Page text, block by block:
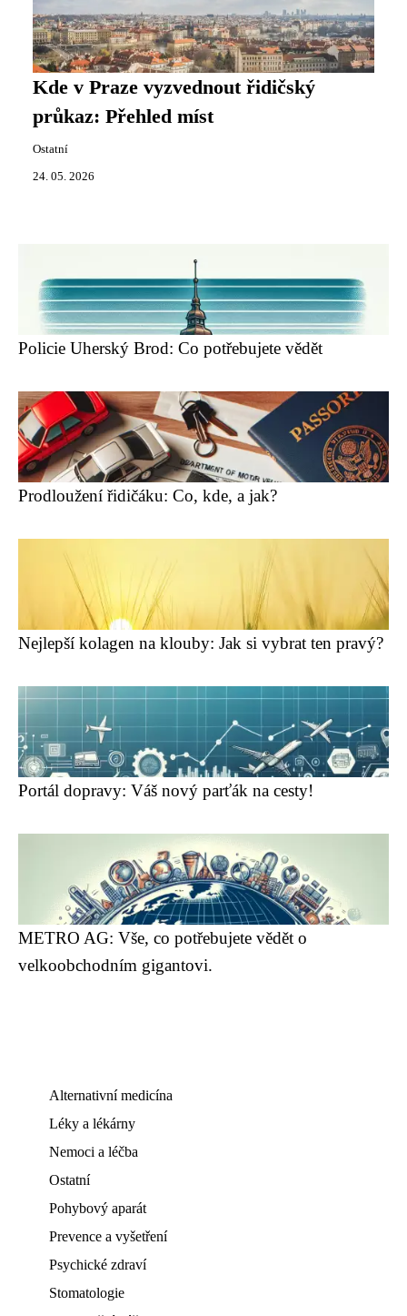
Kde v Praze vyzvednout řidičský
průkaz: Přehled míst
Ostatní
24. 05. 2026
Policie Uherský Brod: Co potřebujete vědět
Prodloužení řidičáku: Co, kde, a jak?
Nejlepší kolagen na klouby: Jak si vybrat ten pravý?
Portál dopravy: Váš nový parťák na cesty!
METRO AG: Vše, co potřebujete vědět o
velkoobchodním gigantovi.
Alternativní medicína
Léky a lékárny
Nemoci a léčba
Ostatní
Pohybový aparát
Prevence a vyšetření
Psychické zdraví
Stomatologie